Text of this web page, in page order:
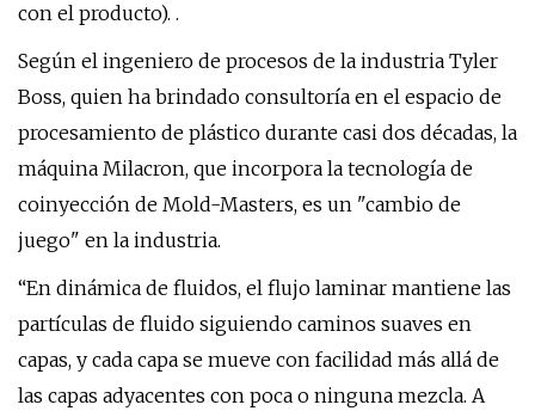
con el producto). .
Según el ingeniero de procesos de la industria Tyler
Boss, quien ha brindado consultoría en el espacio de
procesamiento de plástico durante casi dos décadas, la
máquina Milacron, que incorpora la tecnología de
coinyección de Mold-Masters, es un "cambio de
juego" en la industria.
“En dinámica de fluidos, el flujo laminar mantiene las
partículas de fluido siguiendo caminos suaves en
capas, y cada capa se mueve con facilidad más allá de
las capas adyacentes con poca o ninguna mezcla. A